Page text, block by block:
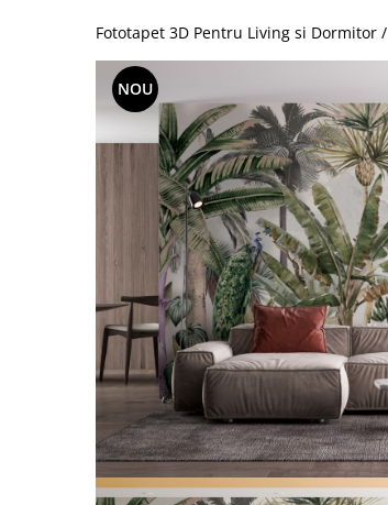
Fototapet 3D
Pentru copii
Fototapet 3D Pentru Living si Dormitor /
NOU